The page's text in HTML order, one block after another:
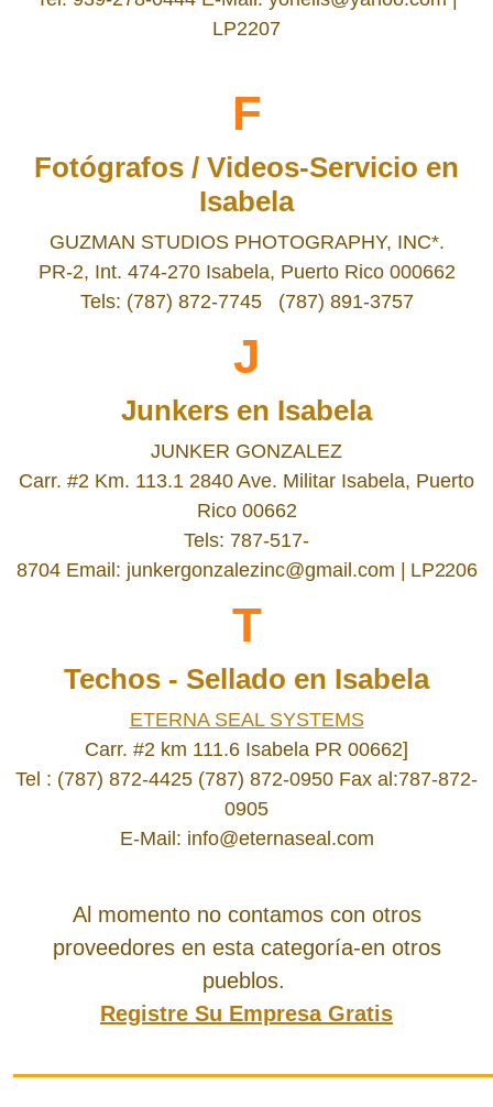
LP2207
F
Fotógrafos / Videos-Servicio en
Isabela
GUZMAN STUDIOS PHOTOGRAPHY, INC*.
PR-2, Int. 474-270 Isabela, Puerto Rico 000662
Tels: (787) 872-7745 (787) 891-3757
J
Junkers en Isabela
JUNKER GONZALEZ
Carr. #2 Km. 113.1 2840 Ave. Militar Isabela, Puerto
Rico 00662
Tels: 787-517-
8704 Email: junkergonzalezinc@gmail.com | LP2206
T
Techos - Sellado en Isabela
ETERNA SEAL SYSTEMS
Carr. #2 km 111.6 Isabela PR 00662]
Tel : (787) 872-4425 (787) 872-0950 Fax al:787-872-
0905
E-Mail: info@eternaseal.com
Al momento no contamos con otros
proveedores en esta categoría-en otros
pueblos.
Registre Su Empresa Gratis